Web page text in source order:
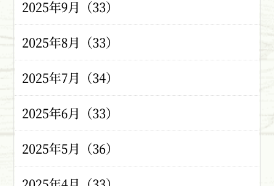
2025年9月（33）
2025年8月（33）
2025年7月（34）
2025年6月（33）
2025年5月（36）